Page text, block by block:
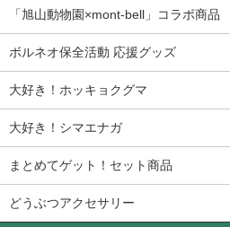
「旭山動物園×mont-bell」コラボ商品
ボルネオ保全活動 応援グッズ
大好き！ホッキョクグマ
大好き！シマエナガ
まとめてゲット！セット商品
どうぶつアクセサリー